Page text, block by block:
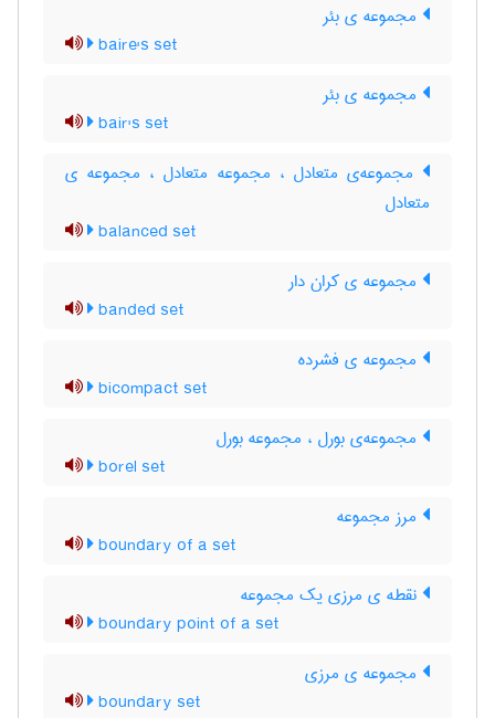
مجموعه ی بئر
baire's set
مجموعه ی بئر
bair's set
مجموعه‌ی متعادل ، مجموعه متعادل ، مجموعه ی
متعادل
balanced set
مجموعه ی کران دار
banded set
مجموعه ی فشرده
bicompact set
مجموعه‌ی بورل ، مجموعه بورل
borel set
مرز مجموعه
boundary of a set
نقطه ی مرزی یک مجموعه
boundary point of a set
مجموعه ی مرزی
boundary set